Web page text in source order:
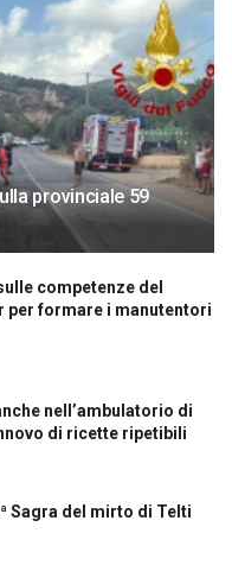
provinciale 59
competenze del
per formare i manutentori
nell’ambulatorio di
di ricette ripetibili
Sagra del mirto di Telti